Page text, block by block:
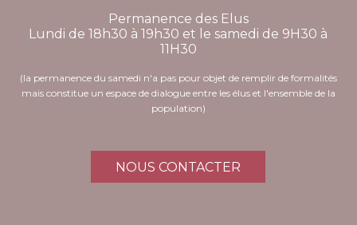
Permanence des Elus
Lundi de 18h30 à 19h30 et le samedi de 9H30 à
11H30
(la permanence du samedi n'a pas pour objet de remplir de formalités
mais constitue un espace de dialogue entre les élus et l'ensemble de la
population)
NOUS CONTACTER